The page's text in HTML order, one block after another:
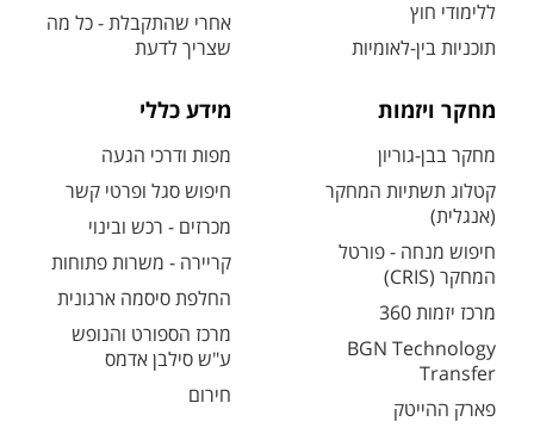
ללימודי חוץ
תוכניות בין-לאומיות
אחרי שהתקבלת - כל מה
שצריך לדעת
מחקר ויזמות
מחקר בבן-גוריון
קטלוג תשתיות המחקר
(אנגלית)
חיפוש מנחה - פורטל
המחקר (CRIS)
מרכז יזמות 360
BGN Technology
Transfer
פארק ההייטק
מידע כללי
מפות ודרכי הגעה
חיפוש סגל ופרטי קשר
מכרזים - רכש ובינוי
קריירה - משרות פתוחות
החלפת סיסמה ארגונית
מרכז הספורט והנופש
ע"ש סילבן אדמס
חירום